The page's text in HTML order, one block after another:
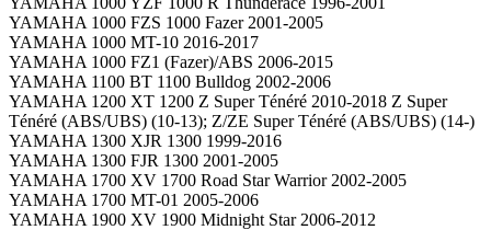
YAMAHA 1000 FZS 1000 Fazer 2001-2005
YAMAHA 1000 MT-10 2016-2017
YAMAHA 1000 FZ1 (Fazer)/ABS 2006-2015
YAMAHA 1100 BT 1100 Bulldog 2002-2006
YAMAHA 1200 XT 1200 Z Super Ténéré 2010-2018 Z Super
Ténéré (ABS/UBS) (10-13); Z/ZE Super Ténéré (ABS/UBS) (14-)
YAMAHA 1300 XJR 1300 1999-2016
YAMAHA 1300 FJR 1300 2001-2005
YAMAHA 1700 XV 1700 Road Star Warrior 2002-2005
YAMAHA 1700 MT-01 2005-2006
YAMAHA 1900 XV 1900 Midnight Star 2006-2012